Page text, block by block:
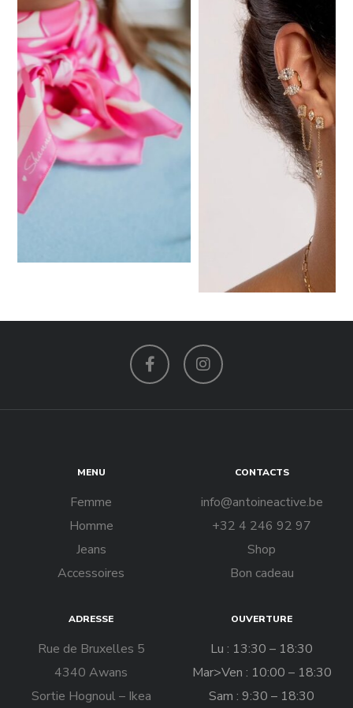
MENU
Femme
Homme
Jeans
Accessoires
CONTACTS
info@antoineactive.be
+32 4 246 92 97
Shop
Bon cadeau
ADRESSE
Rue de Bruxelles 5
4340 Awans
Sortie Hognoul – Ikea
OUVERTURE
Lu : 13:30 – 18:30
Mar>Ven : 10:00 – 18:30
Sam : 9:30 – 18:30